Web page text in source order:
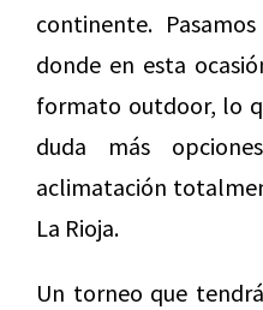
continente.
donde en esta
formato outdoor, lo
duda más
aclimatación
La Rioja.
Un torneo que